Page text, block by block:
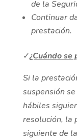
de la
Continuar
prestación.
✓¿Cuándo
Si la
suspensión
hábiles
resolución, la
siguiente de